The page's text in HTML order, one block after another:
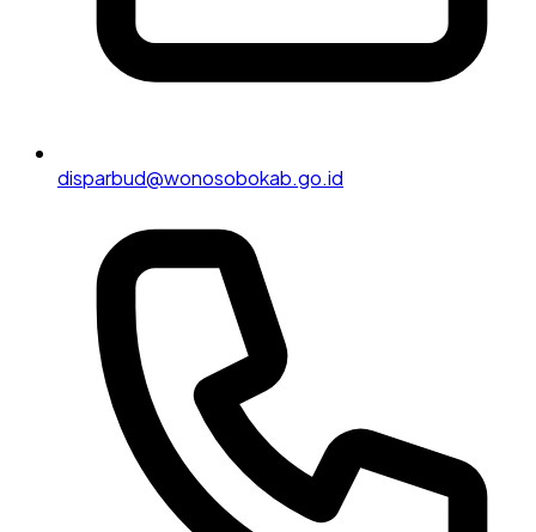
disparbud@wonosobokab.go.id